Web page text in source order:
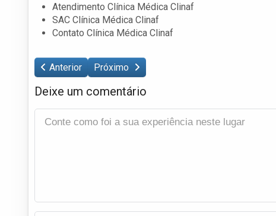
Atendimento Clínica Médica Clinaf
SAC Clínica Médica Clinaf
Contato Clínica Médica Clinaf
Anterior Próximo
Deixe um comentário